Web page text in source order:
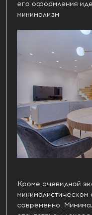
его оформления
минимализм
Кроме очевидной
минималистическом
современно.